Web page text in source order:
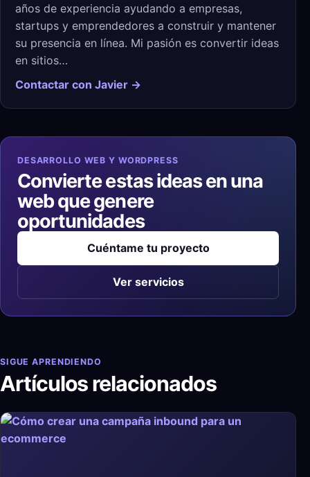
años de experiencia ayudando a empresas,
startups y emprendedores a construir y mantener
su presencia en línea. Mi pasión es convertir ideas
en sitios…
Contactar con Javier →
DESARROLLO WEB Y WORDPRESS
Convierte estas ideas en una
web que genere
oportunidades
Cuéntame tu proyecto
Ver servicios
SIGUE APRENDIENDO
Artículos relacionados